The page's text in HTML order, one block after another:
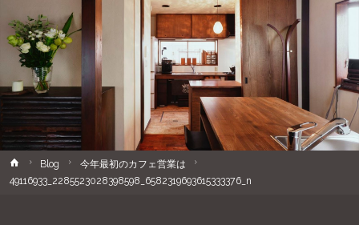
ホ
ー
Blog
今年最初のカフェ営業は
49116933_2285523028398598_6582319693615333376_n